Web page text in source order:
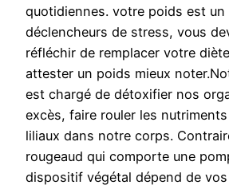
quotidiennes. votre poids est un
déclencheurs de stress, vous
réfléchir de remplacer votre
attester un poids mieux
est chargé de détoxifier nos
excès, faire rouler les
liliaux dans notre corps.
rougeaud qui comporte une
dispositif végétal dépend de